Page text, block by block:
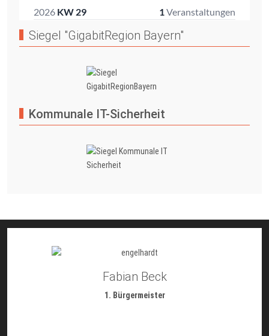
Siegel "GigabitRegion Bayern"
Kommunale IT-Sicherheit
Fabian Beck
1. Bürgermeister